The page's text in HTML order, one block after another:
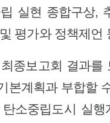
실현 종합구상,
평가와 정책제언
종보고회 결과를
본계획과 부합할
소중립도시 실